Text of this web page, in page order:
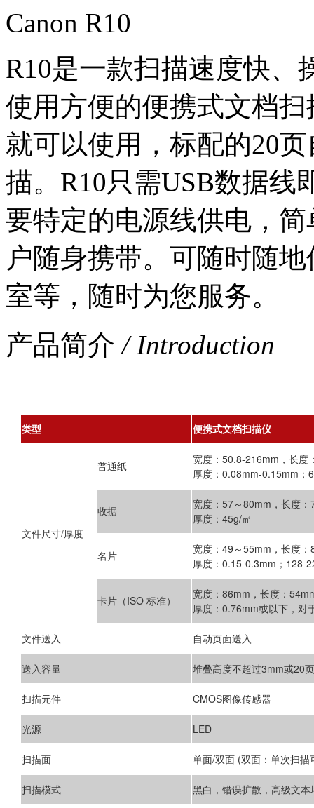
Canon R10
R10是一款扫描速度快、
使用方便的便携式文档
就可以使用，标配的20
描。R10只需USB数据线
要特定的电源线供电，
户随身携带。可随时随
室等，随时为您服务。
产品简介 / Introduction
类型 便携式文档扫描仪
文件尺寸/厚度
普通纸
宽度：50.8-216mm，长度
厚度：0.08mm-0.15mm；
收据
宽度：57～80mm，长度
厚度：45g/㎡
名片
宽度：49～55mm，长度
厚度：0.15-0.3mm；128-
卡片（ISO 标准）
宽度：86mm，长度：
厚度：0.76mm或以下，对
文件送入 自动页面送入
送入容量 堆叠高度不超过3mm或20
扫描元件 CMOS图像传感器
光源 LED
扫描面 单面/双面 (双面：单次扫
扫描模式 黑白，错误扩散，高级文